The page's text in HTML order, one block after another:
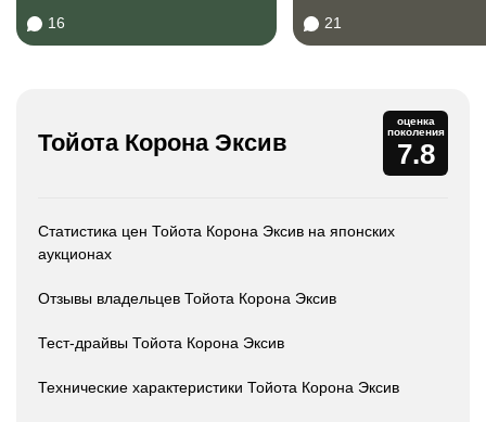
16 21
Тойота Корона Эксив
оценка
поколения
7.8
Статистика цен Тойота Корона Эксив на японских
аукционах
Отзывы владельцев Тойота Корона Эксив
Тест-драйвы Тойота Корона Эксив
Технические характеристики Тойота Корона Эксив